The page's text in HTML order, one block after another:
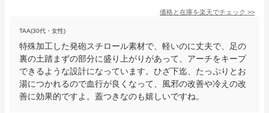
価格と在庫を楽天でチェック >>
TAA(30代・女性)
特殊加工した発砲スチロール素材で、軽いのに丈夫で、足の
裏の土踏まずの部分に盛り上がりがあって、アーチをキープ
できるような設計になっています。ひざ下迄、たっぷりとお
湯につかれるので血行が良くなって、風邪の改善や冷えの改
善に効果的ですよ。蓋つきなのも嬉しいですね。